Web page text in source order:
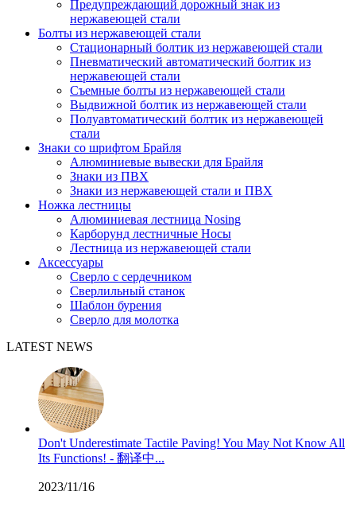
Предупреждающий дорожный знак из
нержавеющей стали
Болты из нержавеющей стали
Стационарный болтик из нержавеющей стали
Пневматический автоматический болтик из
нержавеющей стали
Съемные болты из нержавеющей стали
Выдвижной болтик из нержавеющей стали
Полуавтоматический болтик из нержавеющей
стали
Знаки со шрифтом Брайля
Алюминиевые вывески для Брайля
Знаки из ПВХ
Знаки из нержавеющей стали и ПВХ
Ножка лестницы
Алюминиевая лестница Nosing
Карборунд лестничные Носы
Лестница из нержавеющей стали
Аксессуары
Сверло с сердечником
Сверлильный станок
Шаблон бурения
Сверло для молотка
LATEST NEWS
Don't Underestimate Tactile Paving! You May Not Know All
Its Functions! - 翻译中...
2023/11/16